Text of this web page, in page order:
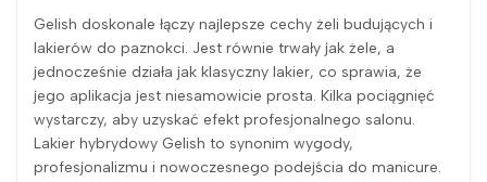
Gelish doskonale łączy najlepsze cechy żeli budujących i
lakierów do paznokci. Jest równie trwały jak żele, a
jednocześnie działa jak klasyczny lakier, co sprawia, że
jego aplikacja jest niesamowicie prosta. Kilka pociągnięć
wystarczy, aby uzyskać efekt profesjonalnego salonu.
Lakier hybrydowy Gelish to synonim wygody,
profesjonalizmu i nowoczesnego podejścia do manicure.